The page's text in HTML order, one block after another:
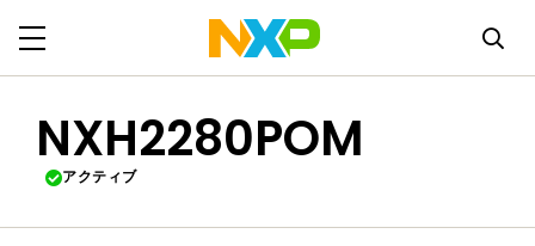
NXH2280POM
アクティブ